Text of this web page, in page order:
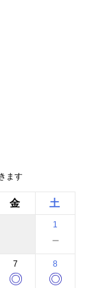
ます
金 土
1
－
7
◎
8
◎